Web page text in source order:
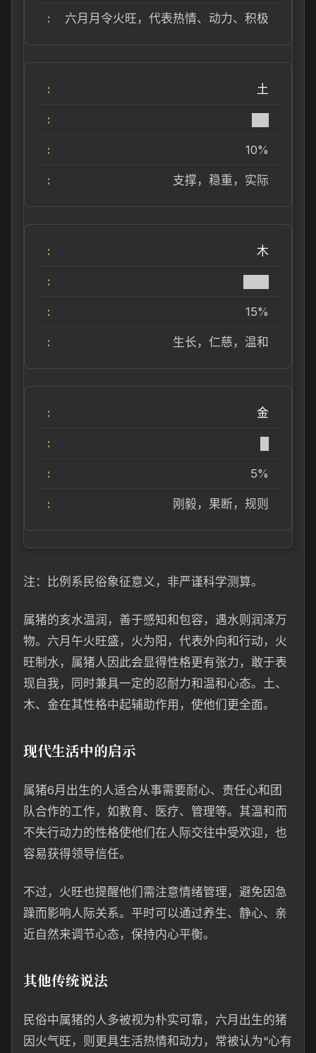
六月月令火旺，代表热情、动力、积极
土
10%
支撑，稳重，实际
木
15%
生长，仁慈，温和
金
5%
刚毅，果断，规则
注：比例系民俗象征意义，非严谨科学测算。
属猪的亥水温润，善于感知和包容，遇水则润泽万
物。六月午火旺盛，火为阳，代表外向和行动，火
旺制水，属猪人因此会显得性格更有张力，敢于表
现自我，同时兼具一定的忍耐力和温和心态。土、
木、金在其性格中起辅助作用，使他们更全面。
现代生活中的启示
属猪6月出生的人适合从事需要耐心、责任心和团
队合作的工作，如教育、医疗、管理等。其温和而
不失行动力的性格使他们在人际交往中受欢迎，也
容易获得领导信任。
不过，火旺也提醒他们需注意情绪管理，避免因急
躁而影响人际关系。平时可以通过养生、静心、亲
近自然来调节心态，保持内心平衡。
其他传统说法
民俗中属猪的人多被视为朴实可靠，六月出生的猪
因火气旺，则更具生活热情和动力，常被认为“心有